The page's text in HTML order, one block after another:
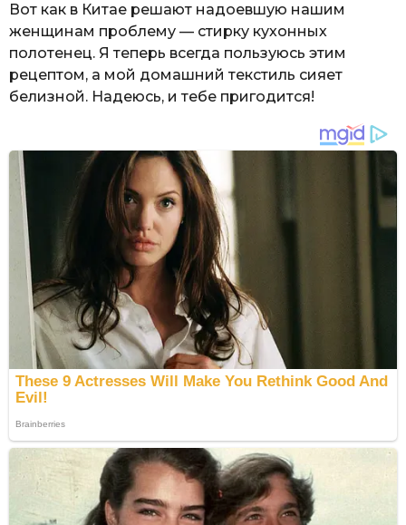
Вот как в Китае решают надоевшую нашим
женщинам проблему — стирку кухонных
полотенец. Я теперь всегда пользуюсь этим
рецептом, а мой домашний текстиль сияет
белизной. Надеюсь, и тебе пригодится!